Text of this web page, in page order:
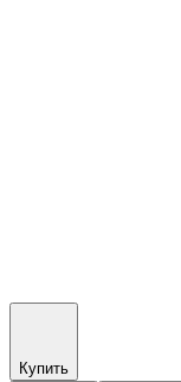
Купить